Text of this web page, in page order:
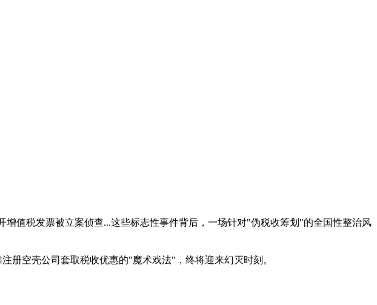
值税发票被立案侦查...这些标志性事件背后，一场针对"伪税收筹划"的全国性整治风
册空壳公司套取税收优惠的"魔术戏法"，终将迎来幻灭时刻。